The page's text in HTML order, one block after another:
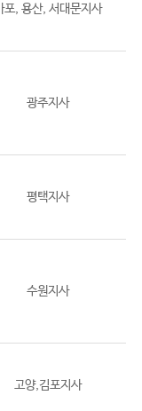
포, 용산, 서대문지사
광주지사
평택지사
수원지사
고양,김포지사